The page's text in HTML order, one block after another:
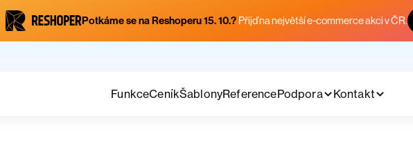
Potkáme se na Reshoperu 15. 10.? Přijď na největší e-commerce akci v ČR.
FunkceCeníkŠablonyReferencePodpora Kontakt